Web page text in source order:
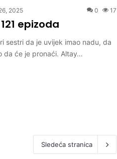
2025 0 17
epizoda
sestri da je uvijek imao nadu, da
da će je pronaći. Altay…
Sledeća stranica